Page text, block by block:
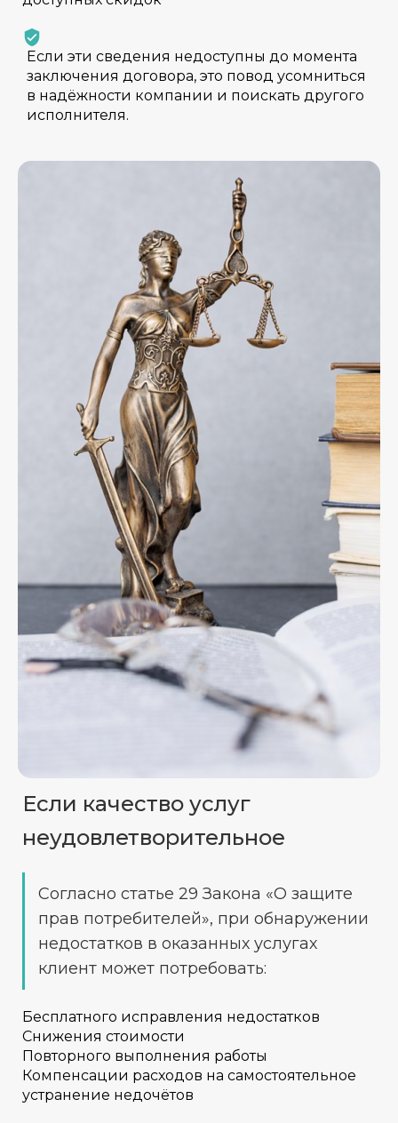
Если эти сведения недоступны до момента
заключения договора, это повод усомниться
в надёжности компании и поискать другого
исполнителя.
Если качество услуг
неудовлетворительное
Согласно статье 29 Закона «О защите
прав потребителей», при обнаружении
недостатков в оказанных услугах
клиент может потребовать:
Бесплатного исправления недостатков
Снижения стоимости
Повторного выполнения работы
Компенсации расходов на самостоятельное
устранение недочётов